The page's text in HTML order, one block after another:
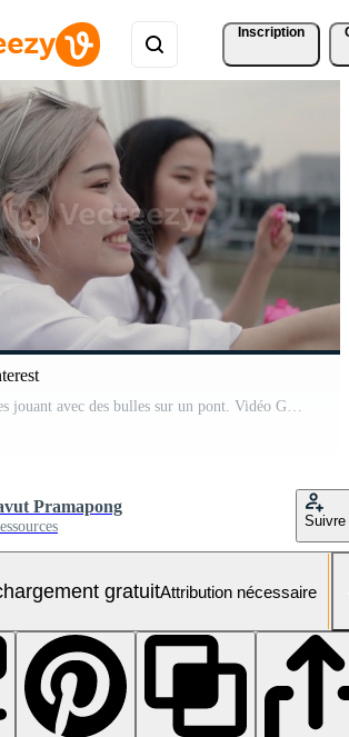
Inscription
femmes asiatiques jouant avec des bulles sur un pont. Vidéo Gratuite
Pramapong
Suivre
gratuitAttribution nécessaire